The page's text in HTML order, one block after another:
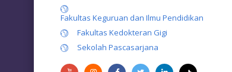
Fakultas Keguruan dan Ilmu Pendidikan
Fakultas Kedokteran Gigi
Sekolah Pascasarjana